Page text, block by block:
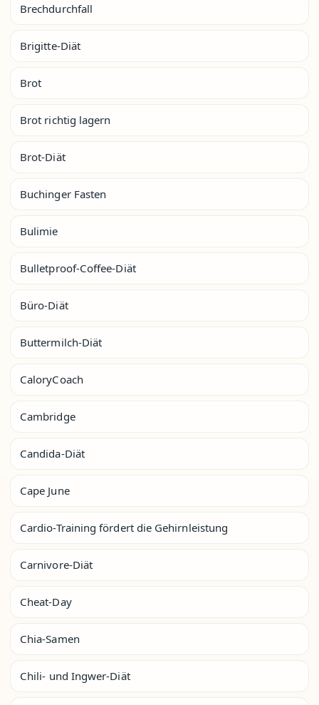
Brechdurchfall
Brigitte-Diät
Brot
Brot richtig lagern
Brot-Diät
Buchinger Fasten
Bulimie
Bulletproof-Coffee-Diät
Büro-Diät
Buttermilch-Diät
CaloryCoach
Cambridge
Candida-Diät
Cape June
Cardio-Training fördert die Gehirnleistung
Carnivore-Diät
Cheat-Day
Chia-Samen
Chili- und Ingwer-Diät